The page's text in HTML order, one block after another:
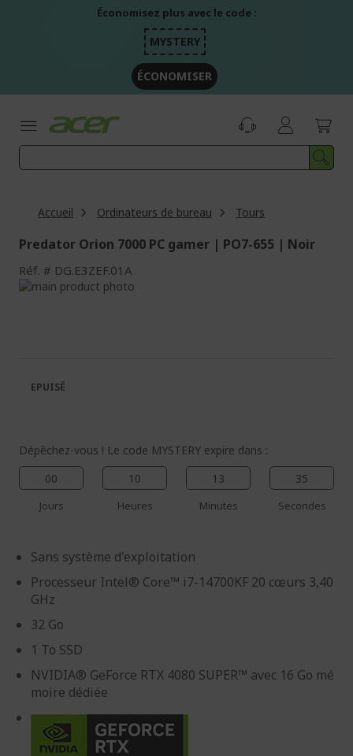
Économisez plus avec le code :
MYSTERY
ÉCONOMISER
Accueil Ordinateurs de bureau Tours
Predator Orion 7000 PC gamer | PO7-655 | Noir
Réf. DG.E3ZEF.01A
Passer
galerie
d’images
Galerie
d’images
Dépêchez-vous ! Le code MYSTERY expire dans :
00
Jours
10
Heures
13
Minutes
34
Secondes
Sans système d'exploitation
Processeur Intel® Core™ i7-14700KF 20 cœurs 3,40
GHz
32 Go
1 To SSD
NVIDIA® GeForce RTX 4080 SUPER™ avec 16 Go mé
moire dédiée
EPUISÉ